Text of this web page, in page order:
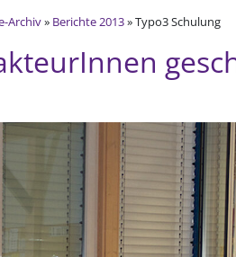
Archiv» Berichte 2013» Typo3 Schulung